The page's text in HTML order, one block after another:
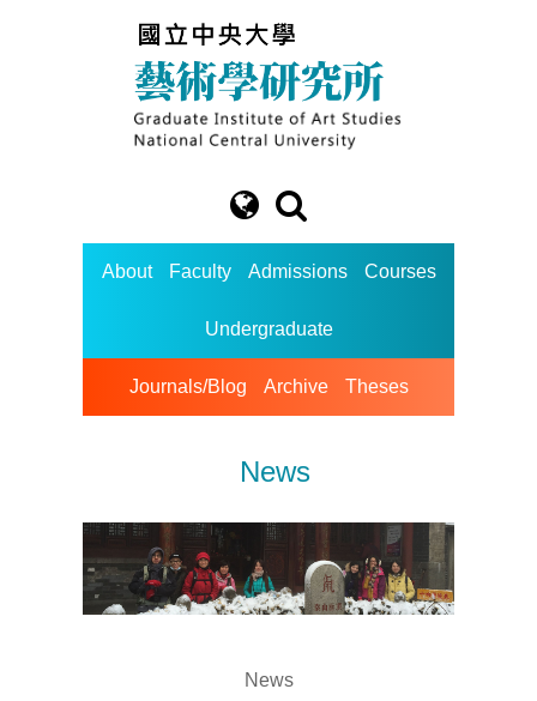
About Faculty Admissions Courses
Undergraduate
Journals/Blog Archive Theses
News
News